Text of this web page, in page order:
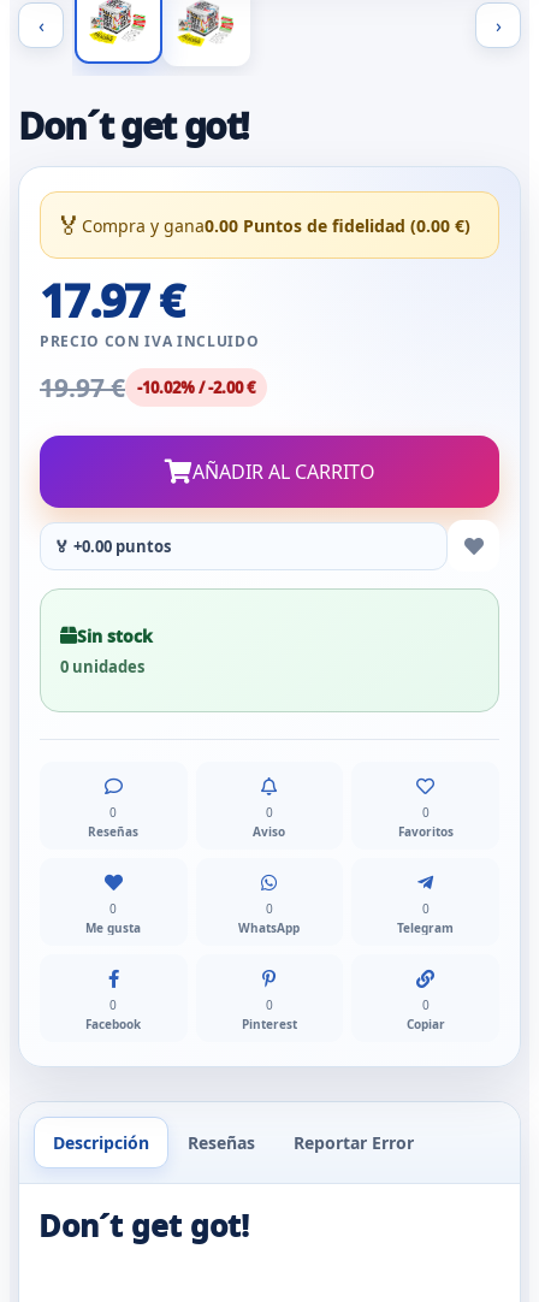
‹ ›
Don´t get got!
🏅 Compra y gana0.00 Puntos de fidelidad (0.00 €)
17.97 €
PRECIO CON IVA INCLUIDO
19.97 € -10.02% / -2.00 €
AÑADIR AL CARRITO
🏅 +0.00 puntos
Sin stock
0 unidades
0
Reseñas
0
Aviso
0
Favoritos
0
Me gusta
0
WhatsApp
0
Telegram
0
Facebook
0
Pinterest
0
Copiar
Descripción Reseñas Reportar Error
Don´t get got!